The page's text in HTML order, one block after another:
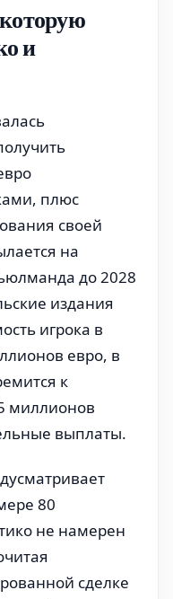
и
плюс
своей
на
до 2028
издания
игрока в
евро, в
к
миллионов
выплаты.
80
не намерен
сделке